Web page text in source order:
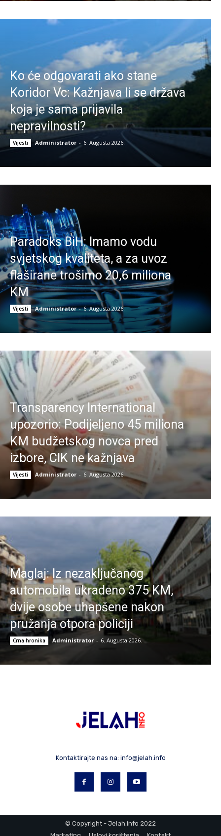
Ko će odgovarati ako stane
Koridor Vc: Kažnjava li se država
koja je sama prijavila
nepravilnosti?
Vijesti Administrator - 6. Augusta 2026.
Paradoks BiH: Imamo vodu
svjetskog kvaliteta, a za uvoz
flaširane trošimo 20,6 miliona
KM
Vijesti Administrator - 6. Augusta 2026.
Transparency International
upozorio: Podijeljeno 45 miliona
KM budžetskog novca pred
izbore, CIK ne kažnjava
Vijesti Administrator - 6. Augusta 2026.
Maglaj: Iz nezaključanog
automobila ukradeno 375 KM,
dvije osobe uhapšene nakon
pružanja otpora policiji
Crna hronika Administrator - 6. Augusta 2026.
Kontaktirajte nas na: info@jelah.info
© Copyright - Jelah.info 2022